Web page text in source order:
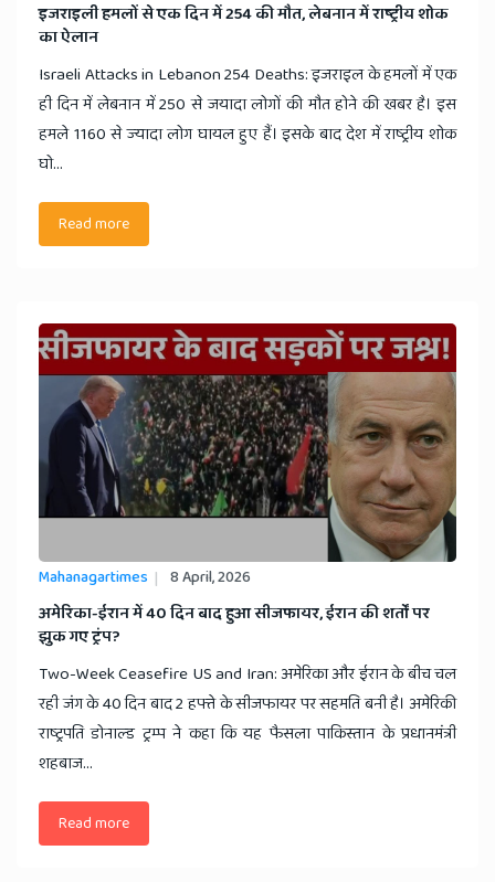
​इजराइली हमलों से एक दिन में 254 की मौत, लेबनान में राष्ट्रीय शोक
का ऐलान
Israeli Attacks in Lebanon 254 Deaths: इजराइल के हमलों में एक
ही दिन में लेबनान में 250 से जयादा लोगों की मौत होने की खबर है। इस
हमले 1160 से ज्यादा लोग घायल हुए हैं। इसके बाद देश में राष्ट्रीय शोक
घो...
Read more
Mahanagartimes 8 April, 2026
​अमेरिका-ईरान में 40 दिन बाद हुआ सीजफायर, ईरान की शर्तों पर
झुक गए ट्रंप?
Two-Week Ceasefire US and Iran: अमेरिका और ईरान के बीच चल
रही जंग के 40 दिन बाद 2 हफ्ते के सीजफायर पर सहमति बनी है। अमेरिकी
राष्ट्रपति डोनाल्ड ट्रम्प ने कहा कि यह फैसला पाकिस्तान के प्रधानमंत्री
शहबाज...
Read more